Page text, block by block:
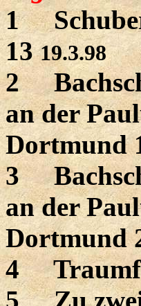
1
1319.3.98
2
an der
Dortmund
3
an der
Dortmund
4
5 Zu